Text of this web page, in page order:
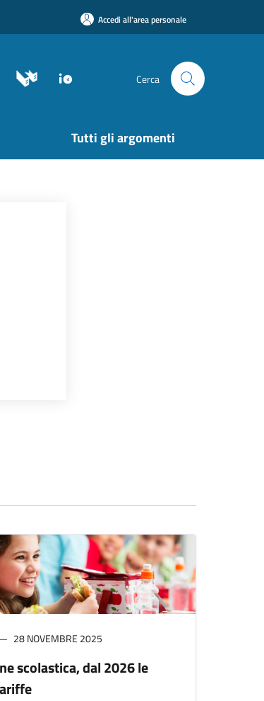
Accedi all'area personale
Cerca
Tutti gli argomenti
28 NOVEMBRE 2025
scolastica, dal 2026 le